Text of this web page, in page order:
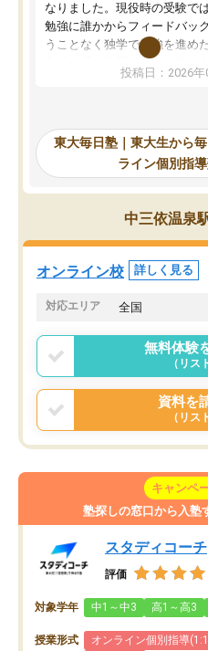
なりました。現役時の受験で
勉強に誰かからフィードバッ
うことなく独学で勉強を進め
入試本番に地歴の学習が間に
合格となってしまいました。
東大毎日塾にたどり着きまし
の長期計画や日々の勉強のや
いて客観的なアドバイスをい
ので、自信をもって受験勉強
ことができました。自分のよ
のやり方や進捗管理で苦労し
には特におすすめしたい塾で
投稿日：2026年
東大毎日塾｜東大生から
ライン個別指
中三依温泉
オンライン校 詳しく見る
対応エリア 全国
無料体験
（リス
資料を
（リス
キャンペ
塾探しの窓口から入塾
スタディコーチ
評価
対象学年 中1～中3 高1～高3
授業形式 オンライン個別指導